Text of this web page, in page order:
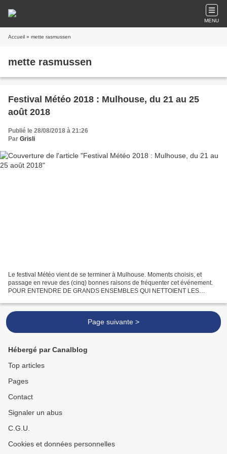
MENU
Accueil » mette rasmussen
mette rasmussen
Festival Météo 2018 : Mulhouse, du 21 au 25
août 2018
Publié le 28/08/2018 à 21:26
Par Grisli
Le festival Météo vient de se terminer à Mulhouse. Moments choisis, et
passage en revue des (cinq) bonnes raisons de fréquenter cet événement.
POUR ENTENDRE DE GRANDS ENSEMBLES QUI NETTOIENT LES
Page suivante >
Hébergé par Canalblog
Top articles
Pages
Contact
Signaler un abus
C.G.U.
Cookies et données personnelles